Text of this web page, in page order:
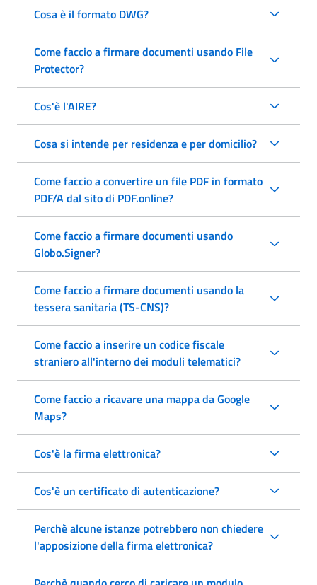
Cosa è il formato DWG?
Come faccio a firmare documenti usando File
Protector?
Cos'è l'AIRE?
Cosa si intende per residenza e per domicilio?
Come faccio a convertire un file PDF in formato
PDF/A dal sito di PDF.online?
Come faccio a firmare documenti usando
Globo.Signer?
Come faccio a firmare documenti usando la
tessera sanitaria (TS-CNS)?
Come faccio a inserire un codice fiscale
straniero all'interno dei moduli telematici?
Come faccio a ricavare una mappa da Google
Maps?
Cos'è la firma elettronica?
Cos'è un certificato di autenticazione?
Perchè alcune istanze potrebbero non chiedere
l'apposizione della firma elettronica?